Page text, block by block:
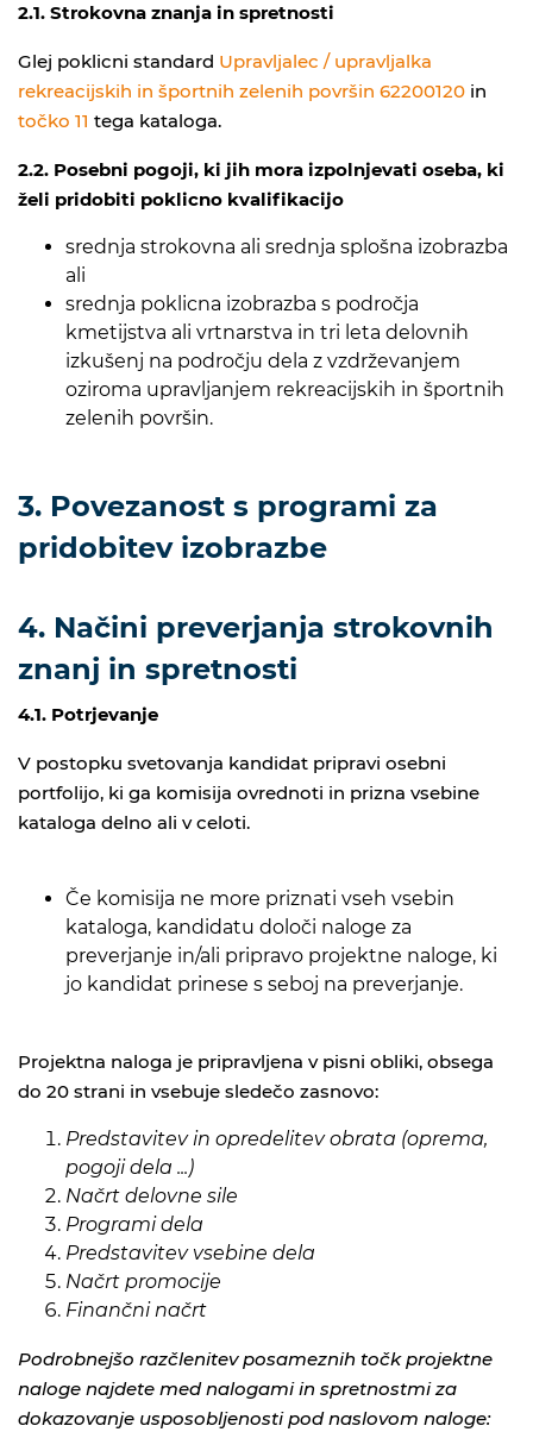
2.1. Strokovna znanja in spretnosti
Glej poklicni standard Upravljalec / upravljalka
rekreacijskih in športnih zelenih površin 62200120 in
točko 11 tega kataloga.
2.2. Posebni pogoji, ki jih mora izpolnjevati oseba, ki
želi pridobiti poklicno kvalifikacijo
srednja strokovna ali srednja splošna izobrazba
ali
srednja poklicna izobrazba s področja
kmetijstva ali vrtnarstva in tri leta delovnih
izkušenj na področju dela z vzdrževanjem
oziroma upravljanjem rekreacijskih in športnih
zelenih površin.
3. Povezanost s programi za
pridobitev izobrazbe
4. Načini preverjanja strokovnih
znanj in spretnosti
4.1. Potrjevanje
V postopku svetovanja kandidat pripravi osebni
portfolijo, ki ga komisija ovrednoti in prizna vsebine
kataloga delno ali v celoti.
Če komisija ne more priznati vseh vsebin
kataloga, kandidatu določi naloge za
preverjanje in/ali pripravo projektne naloge, ki
jo kandidat prinese s seboj na preverjanje.
Projektna naloga je pripravljena v pisni obliki, obsega
do 20 strani in vsebuje sledečo zasnovo:
Predstavitev in opredelitev obrata (oprema,
pogoji dela ...)
Načrt delovne sile
Programi dela
Predstavitev vsebine dela
Načrt promocije
Finančni načrt
Podrobnejšo razčlenitev posameznih točk projektne
naloge najdete med nalogami in spretnostmi za
dokazovanje usposobljenosti pod naslovom naloge: